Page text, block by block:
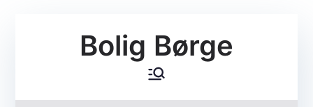
Bolig Børge